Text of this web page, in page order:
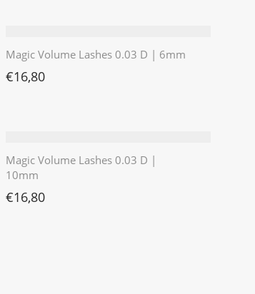
Magic Volume Lashes 0.03 D | 6mm
€16,80
Magic Volume Lashes 0.03 D |
10mm
€16,80